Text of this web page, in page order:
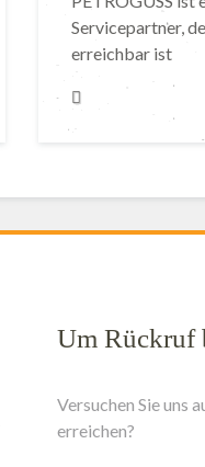
Servicepartner,
erreichbar ist
Um Rückruf
Versuchen Sie uns
erreichen?